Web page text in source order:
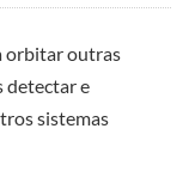
orbitar outras
detectar e
sistemas